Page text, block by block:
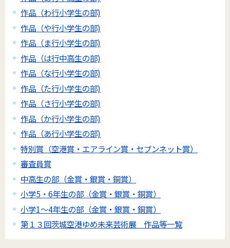
作品（わ行小学生の部)
作品（や行小学生の部)
作品（ま行小学生の部)
作品（は行中高生の部)
作品（な行小学生の部)
作品（た行小学生の部)
作品（さ行小学生の部)
作品（か行小学生の部)
作品（あ行小学生の部)
特別賞（空港賞・エアライン賞・セブンネット賞）
審査員賞
中高生の部（金賞・銀賞・銅賞）
小学5・6年生の部（金賞・銀賞・銅賞）
小学1～4年生の部（金賞・銀賞・銅賞）
第１３回茨城空港ゆめ未来芸術展 作品等一覧